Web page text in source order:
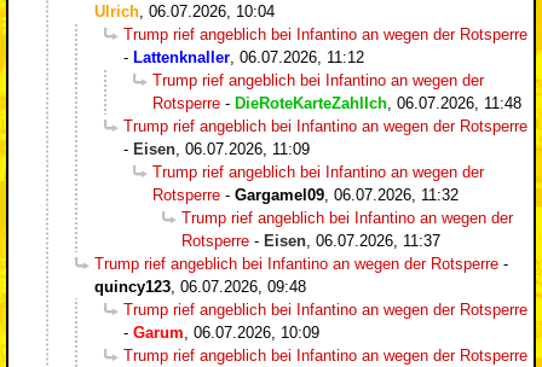
Ulrich, 06.07.2026, 10:04
Trump rief angeblich bei Infantino an wegen der Rotsperre
- Lattenknaller, 06.07.2026, 11:12
Trump rief angeblich bei Infantino an wegen der
Rotsperre - DieRoteKarteZahlIch, 06.07.2026, 11:48
Trump rief angeblich bei Infantino an wegen der Rotsperre
- Eisen, 06.07.2026, 11:09
Trump rief angeblich bei Infantino an wegen der
Rotsperre - Gargamel09, 06.07.2026, 11:32
Trump rief angeblich bei Infantino an wegen der
Rotsperre - Eisen, 06.07.2026, 11:37
Trump rief angeblich bei Infantino an wegen der Rotsperre -
quincy123, 06.07.2026, 09:48
Trump rief angeblich bei Infantino an wegen der Rotsperre
- Garum, 06.07.2026, 10:09
Trump rief angeblich bei Infantino an wegen der Rotsperre